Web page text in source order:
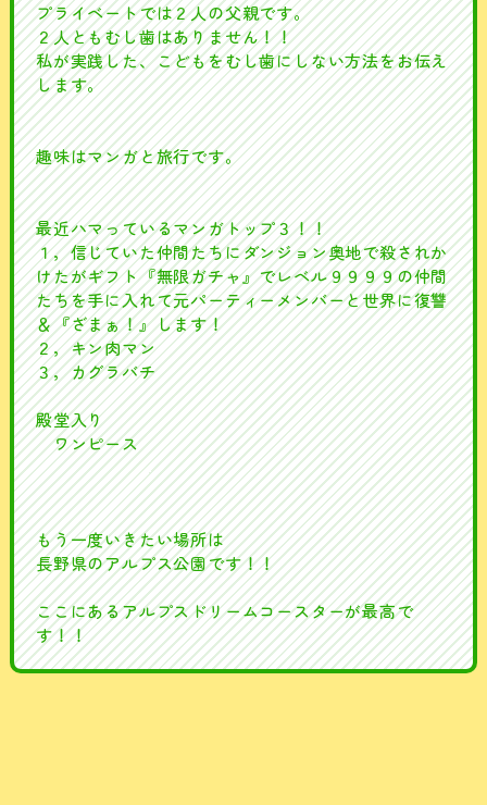
プライベートでは２人の父親です。
２人ともむし歯はありません！！
私が実践した、こどもをむし歯にしない方法をお伝え
します。
趣味はマンガと旅行です。
最近ハマっているマンガトップ３！！
１，信じていた仲間たちにダンジョン奥地で殺されか
けたがギフト『無限ガチャ』でレベル９９９９の仲間
たちを手に入れて元パーティーメンバーと世界に復讐
＆『ざまぁ！』します！
２，キン肉マン
３，カグラバチ
殿堂入り
ワンピース
もう一度いきたい場所は
長野県のアルプス公園です！！
ここにあるアルプスドリームコースターが最高で
す！！